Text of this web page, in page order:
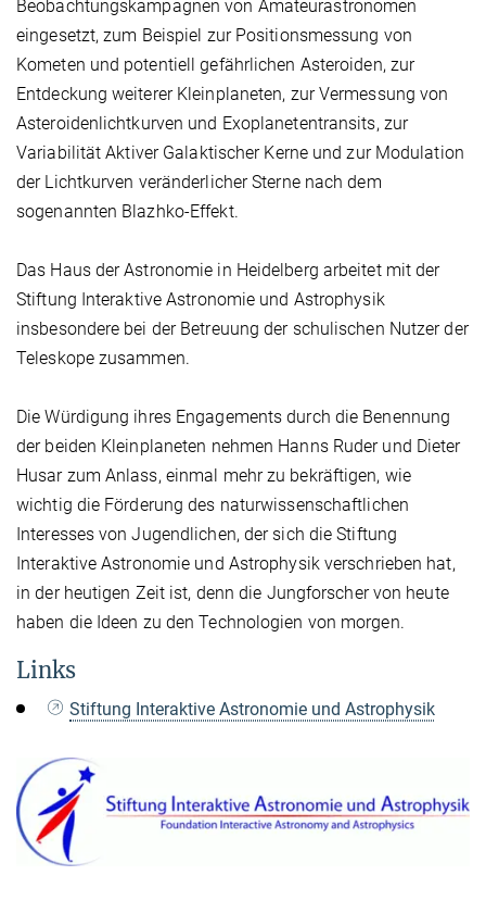
Beobachtungskampagnen von Amateurastronomen
eingesetzt, zum Beispiel zur Positionsmessung von
Kometen und potentiell gefährlichen Asteroiden, zur
Entdeckung weiterer Kleinplaneten, zur Vermessung von
Asteroidenlichtkurven und Exoplanetentransits, zur
Variabilität Aktiver Galaktischer Kerne und zur Modulation
der Lichtkurven veränderlicher Sterne nach dem
sogenannten Blazhko-Effekt.
Das Haus der Astronomie in Heidelberg arbeitet mit der
Stiftung Interaktive Astronomie und Astrophysik
insbesondere bei der Betreuung der schulischen Nutzer der
Teleskope zusammen.
Die Würdigung ihres Engagements durch die Benennung
der beiden Kleinplaneten nehmen Hanns Ruder und Dieter
Husar zum Anlass, einmal mehr zu bekräftigen, wie
wichtig die Förderung des naturwissenschaftlichen
Interesses von Jugendlichen, der sich die Stiftung
Interaktive Astronomie und Astrophysik verschrieben hat,
in der heutigen Zeit ist, denn die Jungforscher von heute
haben die Ideen zu den Technologien von morgen.
Links
Stiftung Interaktive Astronomie und Astrophysik